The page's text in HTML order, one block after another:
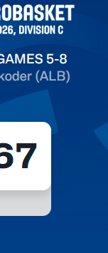
сыгран 0